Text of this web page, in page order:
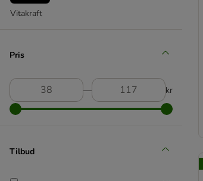
Vitakraft
Pris
― kr
Tilbud